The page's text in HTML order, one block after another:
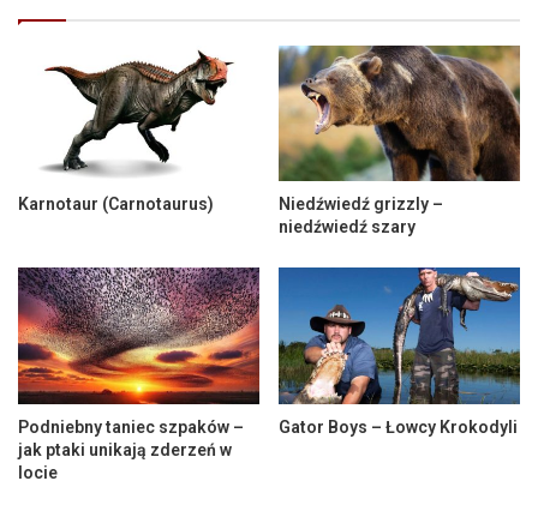
Karnotaur (Carnotaurus)
Niedźwiedź grizzly –
niedźwiedź szary
Podniebny taniec szpaków –
jak ptaki unikają zderzeń w
locie
Gator Boys – Łowcy Krokodyli